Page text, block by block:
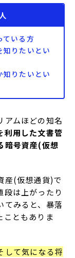
いる方
りたいとい
りたいとい
アムほどの知名
利用した文書管
暗号資産(仮想
産(仮想通貨)で
段は上がったり
てみると、暴落
こともありま
して気になる将